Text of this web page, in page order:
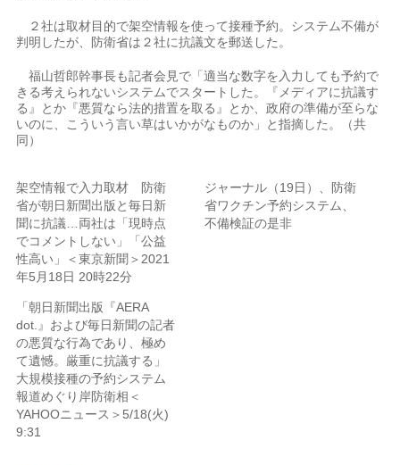
２社は取材目的で架空情報を使って接種予約。システム不備が
判明したが、防衛省は２社に抗議文を郵送した。
福山哲郎幹事長も記者会見で「適当な数字を入力しても予約で
きる考えられないシステムでスタートした。『メディアに抗議す
る』とか『悪質なら法的措置を取る』とか、政府の準備が至らな
いのに、こういう言い草はいかがなものか」と指摘した。（共
同）
架空情報で入力取材 防衛
省が朝日新聞出版と毎日新
聞に抗議…両社は「現時点
でコメントしない」「公益
性高い」＜東京新聞＞2021
年5月18日 20時22分
ジャーナル（19日）、防衛
省ワクチン予約システム、
不備検証の是非
「朝日新聞出版『AERA
dot.』および毎日新聞の記者
の悪質な行為であり、極め
て遺憾。厳重に抗議する」
大規模接種の予約システム
報道めぐり岸防衛相＜
YAHOOニュース＞5/18(火)
9:31